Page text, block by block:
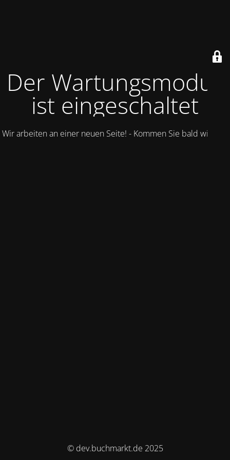
Der Wartungsmodus
ist eingeschaltet
Wir arbeiten an einer neuen Seite! - Kommen Sie bald wieder.
© dev.buchmarkt.de 2025